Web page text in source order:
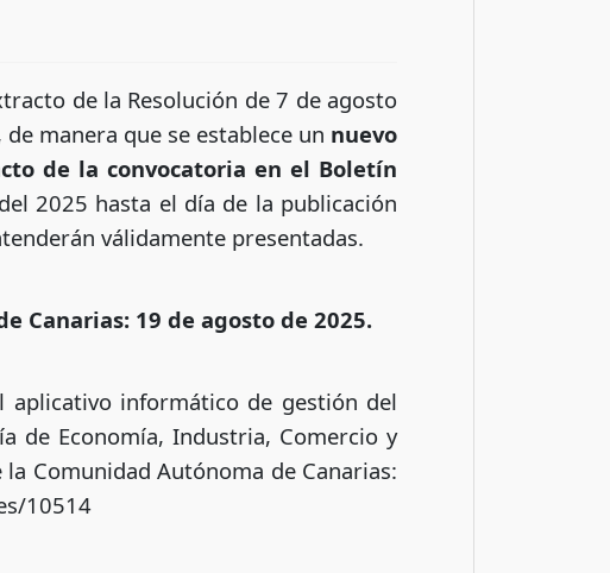
de la Resolución de 7 de agosto
manera que se establece un nuevo
de la convocatoria en el Boletín
2025 hasta el día de la publicación
válidamente presentadas.
Canarias: 19 de agosto de 2025.
aplicativo informático de gestión del
de Economía, Industria, Comercio y
Comunidad Autónoma de Canarias:
10514